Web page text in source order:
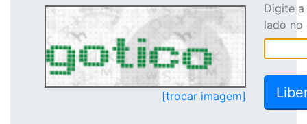
[trocar imagem]
Digite
lado no